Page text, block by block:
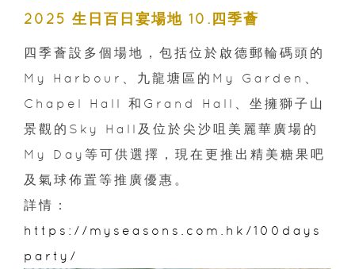
2025 生日百日宴場地 10.四季薈
四季薈設多個場地，包括位於啟德郵輪碼頭的
My Harbour、九龍塘區的My Garden、
Chapel Hall 和Grand Hall、坐擁獅子山
景觀的Sky Hall及位於尖沙咀美麗華廣場的
My Day等可供選擇，現在更推出精美糖果吧
及氣球佈置等推廣優惠。
詳情：
https://myseasons.com.hk/100days
party/